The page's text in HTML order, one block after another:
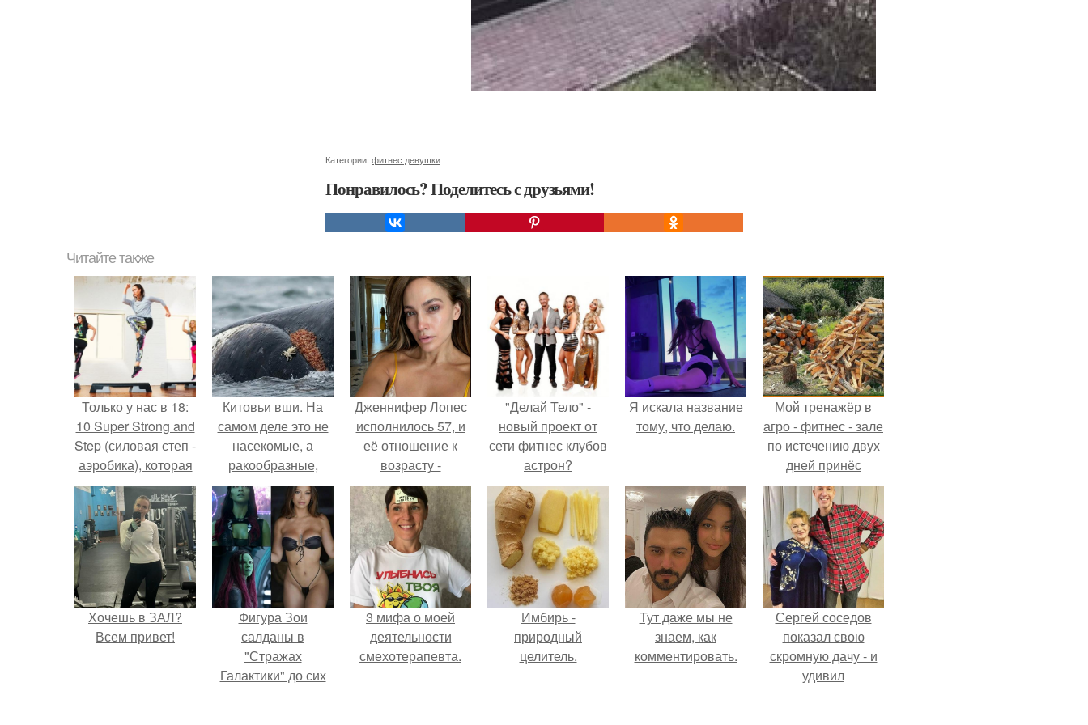
Категории: фитнес девушки
Понравилось? Поделитесь с друзьями!
Читайте также
Только у нас в 18:
10 Super Strong and
Step (силовая степ -
аэробика), которая
включает в себя
все основные
направления
фитнеса:
Китовьи вши. На
самом деле это не
насекомые, а
ракообразные,
относящиеся к
бокоплавам.
Дженнифер Лопес
исполнилось 57, и
её отношение к
возрасту -
настоящий
манифест
уверенности: "не
говорите, что я
отлично выгляжу
для 57.
"Делай Тело" -
новый проект от
сети фитнес клубов
астрон?
Я искала название
тому, что делаю.
Мой тренажёр в
агро - фитнес - зале
по истечению двух
дней принёс
ощутимый
результат.
Хочешь в ЗАЛ?
Всем привет!
Фигура Зои
салданы в
"Стражах
Галактики" до сих
3 мифа о моей
деятельности
смехотерапевта.
Имбирь -
природный
целитель.
Тут даже мы не
знаем, как
комментировать.
Сергей соседов
показал свою
скромную дачу - и
удивил